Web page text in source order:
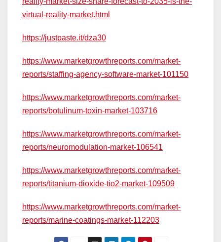
virtual-reality-market.html
https://justpaste.it/dza30
https://www.marketgrowthreports.com/market-
reports/staffing-agency-software-market-101150
https://www.marketgrowthreports.com/market-
reports/botulinum-toxin-market-103716
https://www.marketgrowthreports.com/market-
reports/neuromodulation-market-106541
https://www.marketgrowthreports.com/market-
reports/titanium-dioxide-tio2-market-109509
https://www.marketgrowthreports.com/market-
reports/marine-coatings-market-112203